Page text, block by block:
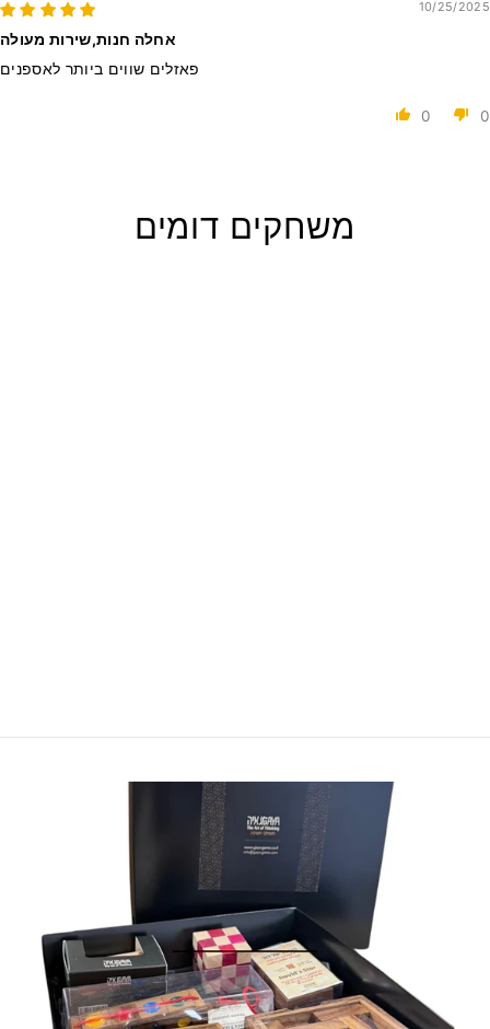
10/25/2025
אחלה חנות,שירות מעולה
פאזלים שווים ביותר לאספנים
0 0
משחקים דומים